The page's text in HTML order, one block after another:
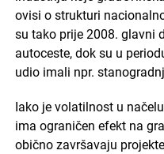
ovisi o strukturi
su tako prije 2008. glavni
autoceste, dok su u
udio imali npr.
Iako je volatilnost u
ima ograničen efekt na
obično završavaju